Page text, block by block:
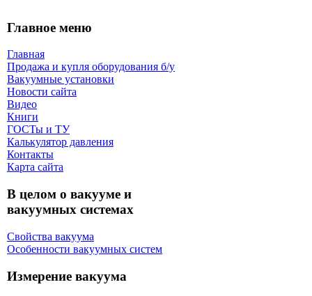
Главное меню
Главная
Продажа и купля оборудования б/y
Вакуумные установки
Новости сайта
Видео
Книги
ГОСТы и ТУ
Калькулятор давления
Контакты
Карта сaйта
В целом о вакууме и
вакуумных системах
Свойства вакуума
Особенности вакуумных систем
Измерение вакуума